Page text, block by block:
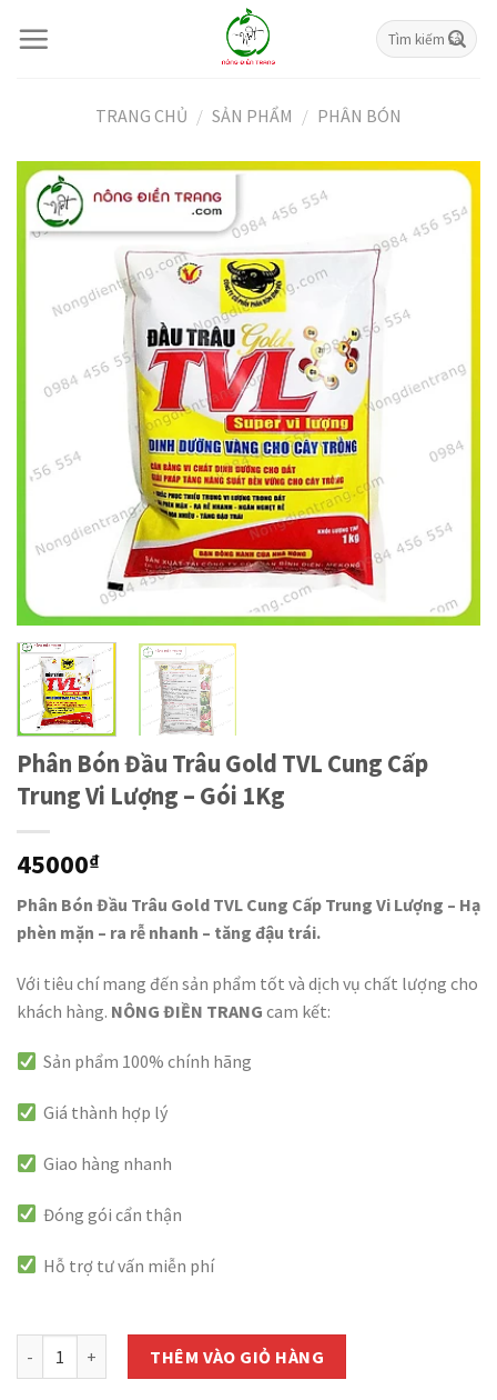
Tìm
kiếm:
TRANG CHỦ / SẢN PHẨM / PHÂN BÓN
Phân Bón Đầu Trâu Gold TVL Cung Cấp
Trung Vi Lượng – Gói 1Kg
45000₫
Phân Bón Đầu Trâu Gold TVL Cung Cấp Trung Vi Lượng – Hạ
phèn mặn – ra rễ nhanh – tăng đậu trái.
Với tiêu chí mang đến sản phẩm tốt và dịch vụ chất lượng cho
khách hàng. NÔNG ĐIỀN TRANG cam kết:
Sản phẩm 100% chính hãng
Giá thành hợp lý
Giao hàng nhanh
Đóng gói cẩn thận
Hỗ trợ tư vấn miễn phí
Phân Bón Đầu Trâu Gold TVL Cung Cấp Trung Vi Lượng - Gói 1Kg
THÊM VÀO GIỎ HÀNG